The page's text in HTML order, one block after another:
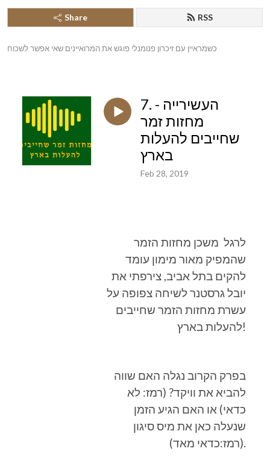
Share RSS
כשמראיין עם זיכרון פנומנלי פוגש את המרואיינים שאי אפשר לשכוח
7. העשירייה -
מחזות זמר
שחייבים להעלות
בארץ
Feb 28, 2019
שהמפיק מאור מימון עומד
להקים בתל אביב, צירפתי את
יובל גרסטנר לשיחה צפופה על
עשרת מחזות הזמר שחייבים
להעלות בארץ!
בפרק הקרוב נגלה האם שווה
להביא את וויקד? (רמז: לא
כדאי) או האם הגיע הזמן
שנעלה כאן את מיס סיגון
(רמז:כדאי מאד).